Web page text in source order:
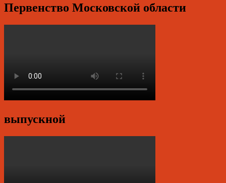
Первенство Московской области
выпускной